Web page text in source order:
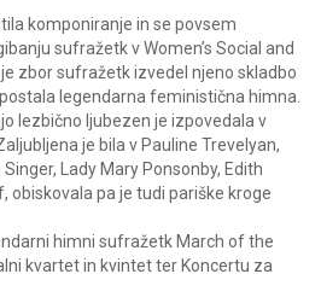
komponiranje in se povsem
sufražetk v Women’s Social and
zbor sufražetk izvedel njeno skladbo
legendarna feministična himna.
lezbično ljubezen je izpovedala v
je bila v Pauline Trevelyan,
Lady Mary Ponsonby, Edith
obiskovala pa je tudi pariške kroge
himni sufražetk March of the
kvartet in kvintet ter Koncertu za